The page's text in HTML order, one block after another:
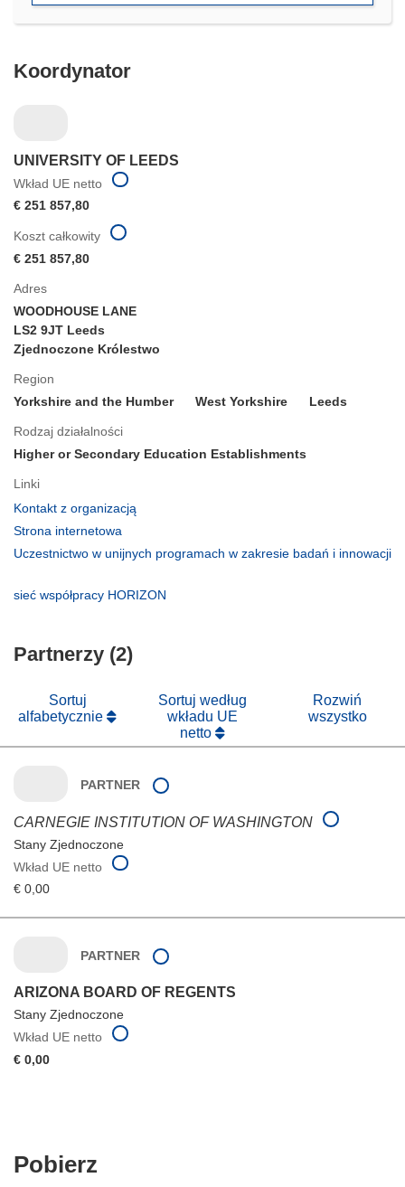
Koordynator
UNIVERSITY OF LEEDS
Wkład UE netto
€ 251 857,80
Adres
WOODHOUSE LANE
LS2 9JT Leeds
Zjednoczone Królestwo
Region
Yorkshire and the Humber
West Yorkshire Leeds
Rodzaj działalności
Higher or Secondary Education Establishments
Linki
Kontakt z organizacją
oknie)
Strona internetowa
otworzy
Uczestnictwo w unijnych programach w zakresie badań i innowacji
otworzy
nowym
sieć współpracy HORIZON
Koszt całkowity
€ 251 857,80
Partnerzy (2)
Sortuj
alfabetycznie
Sortuj według
wkładu UE
netto
Rozwiń
wszystko
PARTNER
CARNEGIE INSTITUTION OF WASHINGTON
Stany Zjednoczone
Wkład UE netto
€ 0,00
PARTNER
ARIZONA BOARD OF REGENTS
Stany Zjednoczone
Wkład UE netto
€ 0,00
Pobierz